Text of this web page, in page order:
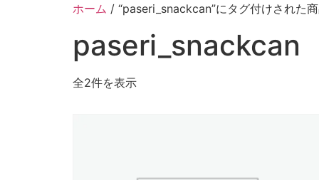
ホーム / “paseri_snackcan”にタグ付けされた
paseri_snackcan
全2件を表示